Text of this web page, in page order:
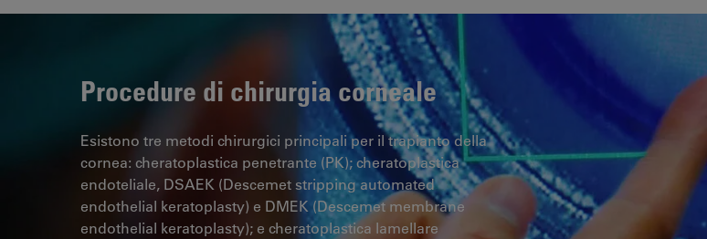
Procedure di chirurgia corneale
Esistono tre metodi chirurgici principali per il trapianto della
cornea: cheratoplastica penetrante (PK); cheratoplastica
endoteliale, DSAEK (Descemet stripping automated
endothelial keratoplasty) e DMEK (Descemet membrane
endothelial keratoplasty); e cheratoplastica lamellare